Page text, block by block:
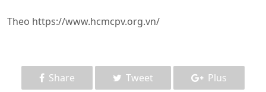
Theo https://www.hcmcpv.org.vn/
Share Tweet Plus